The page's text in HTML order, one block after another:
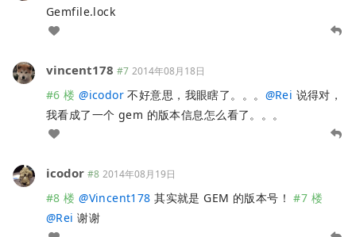
Gemfile.lock
vincent178 #7 2014年08月18日
#6 楼 @icodor 不好意思，我眼瞎了。。。 @Rei 说得对，
我看成了一个 gem 的版本信息怎么看了。。。
icodor #8 2014年08月19日
#8 楼 @Vincent178 其实就是 GEM 的版本号！#7 楼
@Rei 谢谢